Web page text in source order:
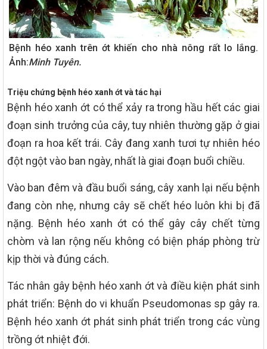
Bệnh héo xanh trên ớt khiến cho nhà nông rất lo lắng.
Ảnh:Minh Tuyên.
Triệu chứng bệnh héo xanh ớt và tác hại
Bệnh héo xanh ớt có thể xảy ra trong hầu hết các giai
đoạn sinh trưởng của cây, tuy nhiên thường gặp ở giai
đoạn ra hoa kết trái. Cây đang xanh tươi tự nhiên héo
đột ngột vào ban ngày, nhất là giai đoạn buổi chiều.
Vào ban đêm và đầu buổi sáng, cây xanh lại nếu bệnh
đang còn nhẹ, nhưng cây sẽ chết héo luôn khi bị đã
nặng. Bệnh héo xanh ớt có thể gây cây chết từng
chòm và lan rộng nếu không có biện pháp phòng trừ
kịp thời và đúng cách.
Tác nhân gây bệnh héo xanh ớt và điều kiện phát sinh
phát triển: Bệnh do vi khuẩn Pseudomonas sp gây ra.
Bệnh héo xanh ớt phát sinh phát triển trong các vùng
trồng ớt nhiệt đới.